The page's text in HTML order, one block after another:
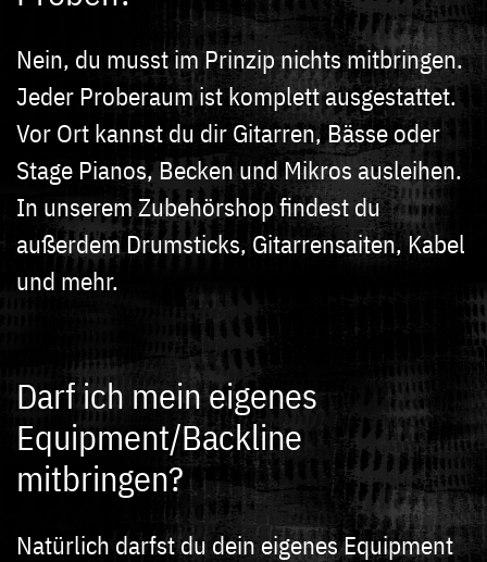
Nein, du musst im Prinzip nichts mitbringen.
Jeder Proberaum ist komplett ausgestattet.
Vor Ort kannst du dir Gitarren, Bässe oder
Stage Pianos, Becken und Mikros ausleihen.
In unserem Zubehörshop findest du
außerdem Drumsticks, Gitarrensaiten, Kabel
und mehr.
Darf ich mein eigenes
Equipment/Backline
mitbringen?
Natürlich darfst du dein eigenes Equipment